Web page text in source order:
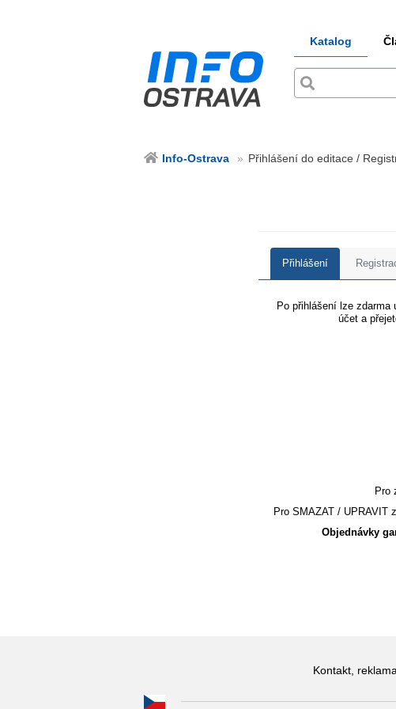
Katalog
Info-Ostrava Přihlášení do editace /
Přihlášení
Po přihlášení lze zdarma
účet a
Pro
Pro SMAZAT / UPRAVIT
Objednávky
Kontakt,